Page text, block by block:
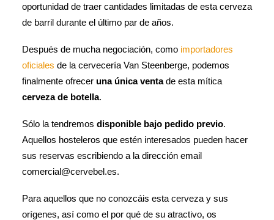
oportunidad de traer cantidades limitadas de esta cerveza
de barril durante el último par de años.
Después de mucha negociación, como importadores
oficiales de la cervecería Van Steenberge, podemos
finalmente ofrecer una única ventade esta mítica
cerveza de botella.
Sólo la tendremos disponible bajo pedido previo.
Aquellos hosteleros que estén interesados pueden hacer
sus reservas escribiendo a la dirección email
comercial@cervebel.es.
Para aquellos que no conozcáis esta cerveza y sus
orígenes, así como el por qué de su atractivo, os